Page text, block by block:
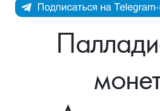
Каталог Монет
Инвестиционные монеты
Памятные монеты России и СССР
Инфо
Как сделать заказ